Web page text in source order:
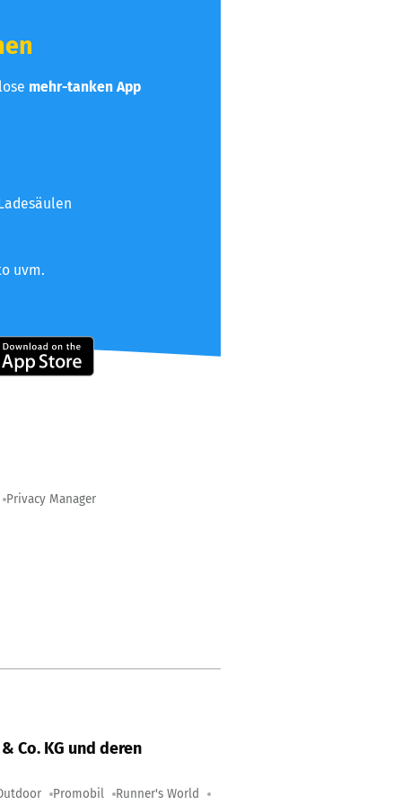
mehr-tanken App
uvm.
Privacy Manager
Co. KG und deren
Promobil Runner's World